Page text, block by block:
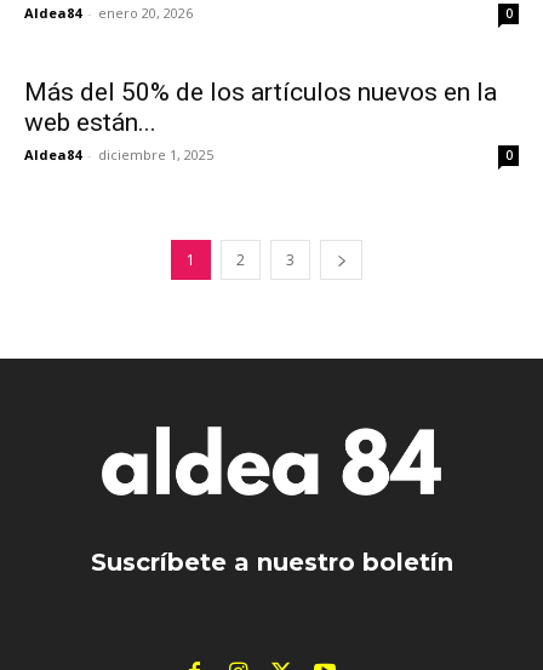
Aldea84 - enero 20, 2026 0
Más del 50% de los artículos nuevos en la
web están...
Aldea84 - diciembre 1, 2025 0
1 2 3
Suscríbete a nuestro boletín